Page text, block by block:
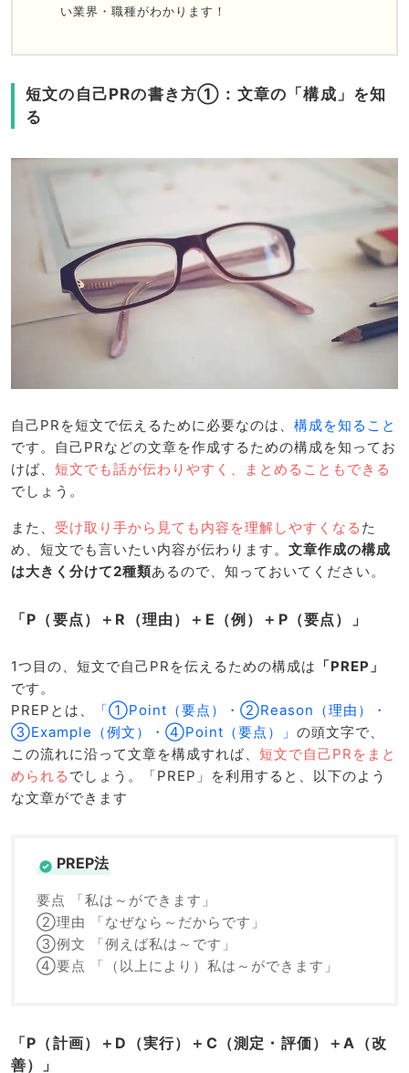
い業界・職種がわかります！
短文の自己PRの書き方①：文章の「構成」を知
る
自己PRを短文で伝えるために必要なのは、 構成を知ること
です。自己PRなどの文章を作成するための構成を知ってお
けば、 短文でも話が伝わりやすく、まとめることもできる
でしょう。
また、 受け取り手から見ても内容を理解しやすくなる た
め、短文でも言いたい内容が伝わります。 文章作成の構成
は大きく分けて2種類あるので、知っておいてください。
「P（要点）＋R（理由）＋E（例）＋P（要点）」
1つ目の、短文で自己PRを伝えるための構成は 「PREP」
です。
PREPとは、
「①Point（要点）・②Reason（理由）・
③Example（例文）・④Point（要点）」 の頭文字で、
この流れに沿って文章を構成すれば、 短文で自己PRをまと
められる でしょう。「PREP」を利用すると、以下のよう
な文章ができます
PREP法
要点 「私は～ができます」
②理由 「なぜなら～だからです」
③例文 「例えば私は～です」
④要点 「（以上により）私は～ができます」
「P（計画）＋D（実行）＋C（測定・評価）＋A（改
善）」